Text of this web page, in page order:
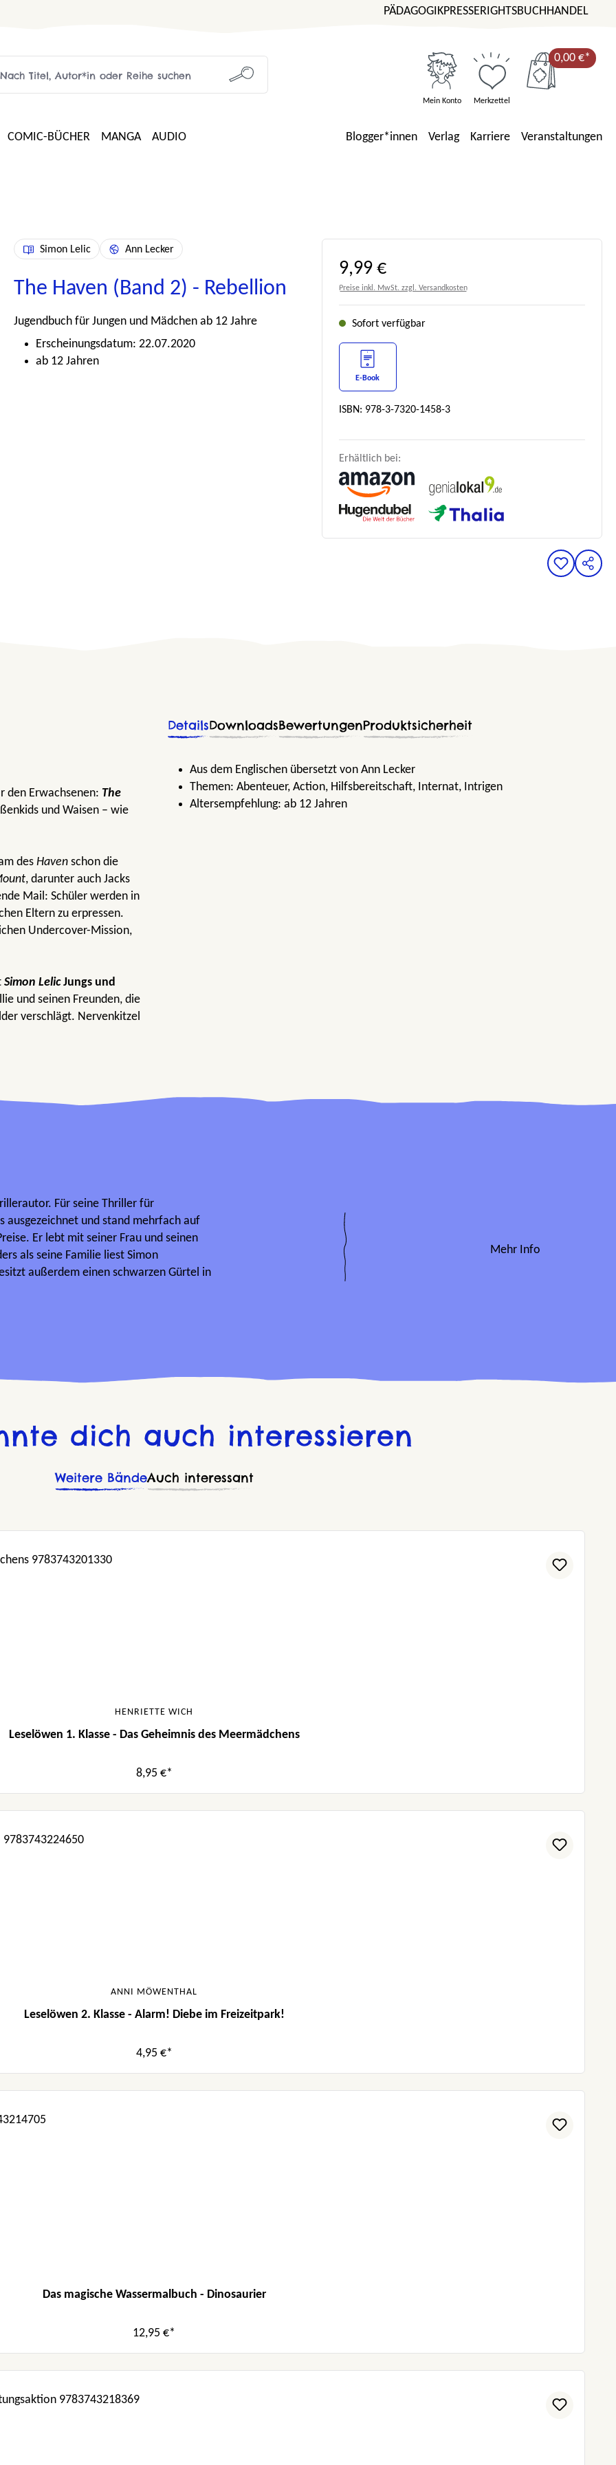
PÄDAGOGIKPRESSERIGHTSBUCHHANDEL
Mein Konto Merkzettel
0,00 €*
COMIC-BÜCHER MANGA AUDIO Blogger*innen Verlag Karriere Veranstaltungen
Simon Lelic Ann Lecker
The Haven (Band 2) - Rebellion
Jugendbuch für Jungen und Mädchen ab 12 Jahre
Erscheinungsdatum: 22.07.2020
ab 12 Jahren
Regulärer Preis:
9,99 €
Preise inkl. MwSt. zzgl. Versandkosten
Sofort verfügbar
E-Book
ISBN: 978-3-7320-1458-3
Erhältlich bei:
den Erwachsenen: The
und Waisen – wie
des Haven schon die
, darunter auch Jacks
Mail: Schüler werden in
Eltern zu erpressen.
Undercover-Mission,
Simon Lelic Jungs und
und seinen Freunden, die
verschlägt. Nervenkitzel
DetailsDownloadsBewertungenProduktsicherheit
Aus dem Englischen übersetzt von Ann Lecker
Themen: Abenteuer, Action, Hilfsbereitschaft, Internat, Intrigen
Altersempfehlung: ab 12 Jahren
Für seine Thriller für
ausgezeichnet und stand mehrfach auf
Er lebt mit seiner Frau und seinen
als seine Familie liest Simon
außerdem einen schwarzen Gürtel in
Mehr Info
dich auch interessieren
Weitere BändeAuch interessant
HENRIETTE WICH
Leselöwen 1. Klasse - Das Geheimnis des Meermädchens
8,95 €*
ANNI MÖWENTHAL
Leselöwen 2. Klasse - Alarm! Diebe im Freizeitpark!
4,95 €*
Das magische Wassermalbuch - Dinosaurier
12,95 €*